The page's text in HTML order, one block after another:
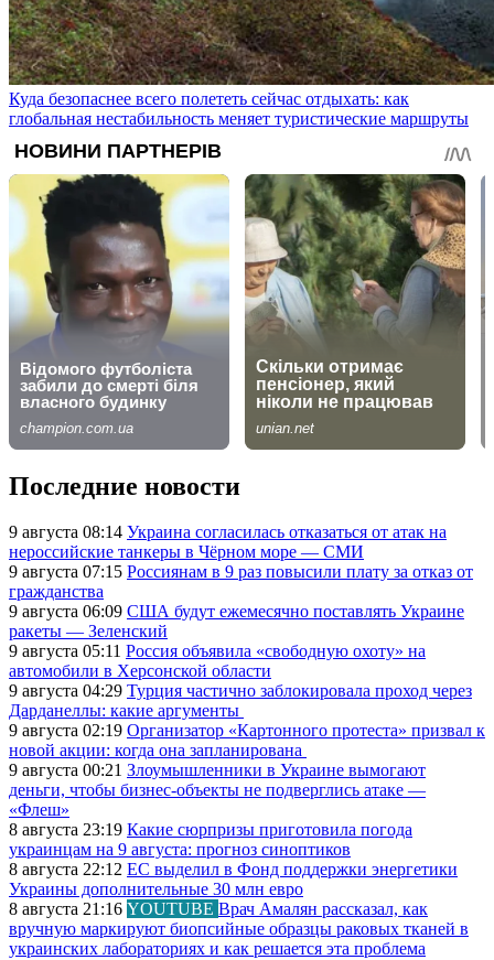
Куда безопаснее всего полететь сейчас отдыхать: как
глобальная нестабильность меняет туристические маршруты
Последние новости
9 августа 08:14 Украина согласилась отказаться от атак на
нероссийские танкеры в Чёрном море — СМИ
9 августа 07:15 Россиянам в 9 раз повысили плату за отказ от
гражданства
9 августа 06:09 США будут ежемесячно поставлять Украине
ракеты — Зеленский
9 августа 05:11 Россия объявила «свободную охоту» на
автомобили в Херсонской области
9 августа 04:29 Турция частично заблокировала проход через
Дарданеллы: какие аргументы
9 августа 02:19 Организатор «Картонного протеста» призвал к
новой акции: когда она запланирована
9 августа 00:21 Злоумышленники в Украине вымогают
деньги, чтобы бизнес-объекты не подверглись атаке —
«Флеш»
8 августа 23:19 Какие сюрпризы приготовила погода
украинцам на 9 августа: прогноз синоптиков
8 августа 22:12 ЕС выделил в Фонд поддержки энергетики
Украины дополнительные 30 млн евро
8 августа 21:16 YOUTUBE Врач Амалян рассказал, как
вручную маркируют биопсийные образцы раковых тканей в
украинских лабораториях и как решается эта проблема